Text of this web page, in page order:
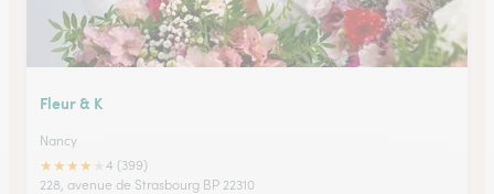
Fleur & K
Nancy
★★★★
4 (399)
228, avenue de Strasbourg BP 22310